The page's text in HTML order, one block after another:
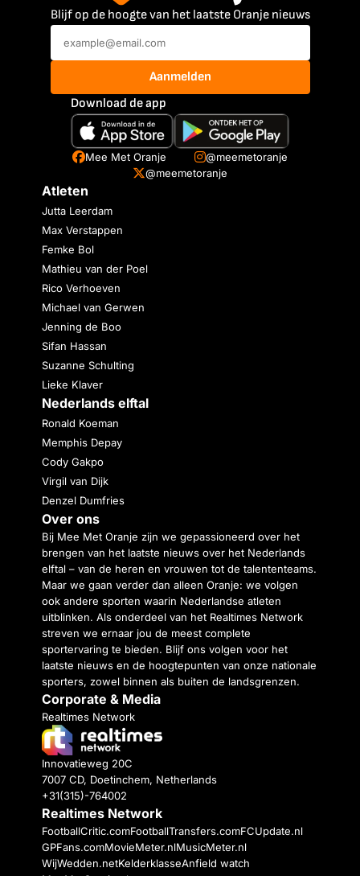
Blijf op de hoogte van het laatste Oranje nieuws
Aanmelden
Download de app
Mee Met Oranje
@meemetoranje
@meemetoranje
Atleten
Jutta Leerdam
Max Verstappen
Femke Bol
Mathieu van der Poel
Rico Verhoeven
Michael van Gerwen
Jenning de Boo
Sifan Hassan
Suzanne Schulting
Lieke Klaver
Nederlands elftal
Ronald Koeman
Memphis Depay
Cody Gakpo
Virgil van Dijk
Denzel Dumfries
Over ons
Bij Mee Met Oranje zijn we gepassioneerd over het
brengen van het laatste nieuws over het Nederlands
elftal – van de heren en vrouwen tot de talententeams.
Maar we gaan verder dan alleen Oranje: we volgen
ook andere sporten waarin Nederlandse atleten
uitblinken. Als onderdeel van het Realtimes Network
streven we ernaar jou de meest complete
sportervaring te bieden. Blijf ons volgen voor het
laatste nieuws en de hoogtepunten van onze nationale
sporters, zowel binnen als buiten de landsgrenzen.
Corporate & Media
Realtimes Network
Innovatieweg 20C
7007 CD, Doetinchem, Netherlands
+31(315)-764002
Realtimes Network
FootballCritic.comFootballTransfers.comFCUpdate.nl
GPFans.comMovieMeter.nlMusicMeter.nl
WijWedden.netKelderklasseAnfield watch